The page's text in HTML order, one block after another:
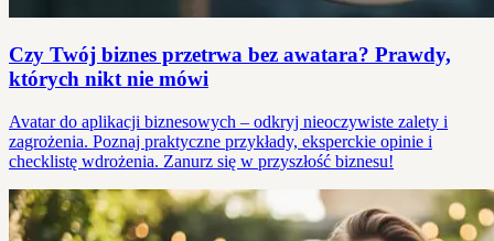
Czy Twój biznes przetrwa bez awatara? Prawdy,
których nikt nie mówi
Avatar do aplikacji biznesowych – odkryj nieoczywiste zalety i
zagrożenia. Poznaj praktyczne przykłady, eksperckie opinie i
checklistę wdrożenia. Zanurz się w przyszłość biznesu!